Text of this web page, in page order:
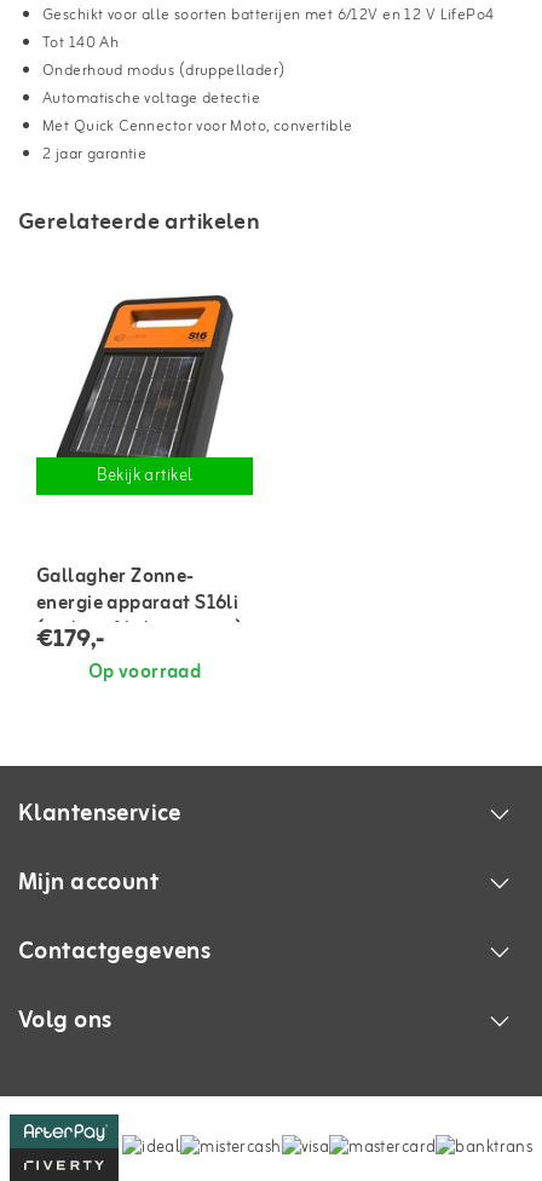
Geschikt voor alle soorten batterijen met 6/12V en 12 V LifePo4
Tot 140 Ah
Onderhoud modus (druppellader)
Automatische voltage detectie
Met Quick Cennector voor Moto, convertible
2 jaar garantie
Gerelateerde artikelen
Bekijk artikel
Gallagher Zonne-
energie apparaat S16li
(inclusief lithium accu)
€179,-
Op voorraad
Klantenservice
Mijn account
Contactgegevens
Volg ons